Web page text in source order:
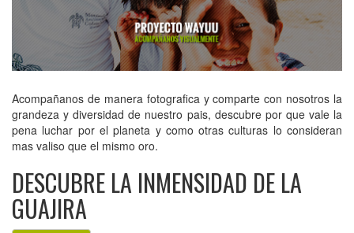
Acompañanos de manera fotografica y comparte con nosotros la
grandeza y diversidad de nuestro pais, descubre por que vale la
pena luchar por el planeta y como otras culturas lo consideran
mas valiso que el mismo oro.
DESCUBRE LA INMENSIDAD DE LA
GUAJIRA